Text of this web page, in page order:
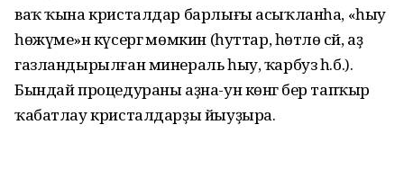
ваҡ ҡына кристалдар барлығы асыҡланһа, «һыу
һөжүме»нә күсергә мөмкин (һуттар, һөтлө сәй, аҙ
газландырылған минераль һыу, ҡарбуз һ.б.).
Бындай процедураны аҙна-ун көнгә бер тапҡыр
ҡабатлау кристалдарҙы йыуҙыра.